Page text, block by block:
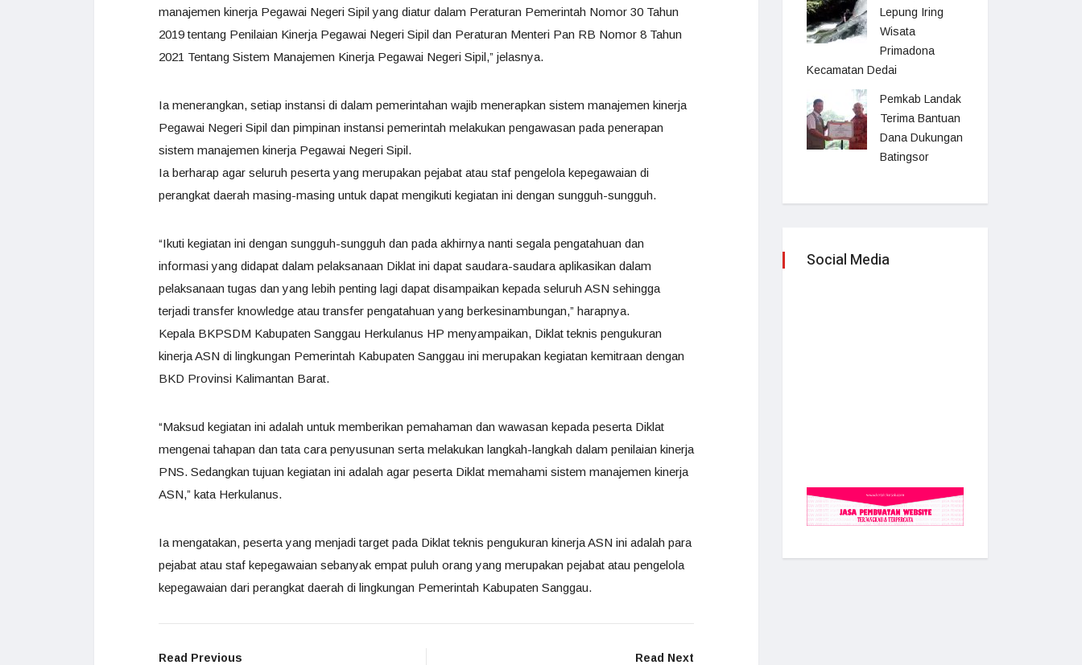
manajemen kinerja Pegawai Negeri Sipil yang diatur dalam Peraturan Pemerintah Nomor 30 Tahun
2019 tentang Penilaian Kinerja Pegawai Negeri Sipil dan Peraturan Menteri Pan RB Nomor 8 Tahun
2021 Tentang Sistem Manajemen Kinerja Pegawai Negeri Sipil,” jelasnya.
Ia menerangkan, setiap instansi di dalam pemerintahan wajib menerapkan sistem manajemen kinerja
Pegawai Negeri Sipil dan pimpinan instansi pemerintah melakukan pengawasan pada penerapan
sistem manajemen kinerja Pegawai Negeri Sipil.
Ia berharap agar seluruh peserta yang merupakan pejabat atau staf pengelola kepegawaian di
perangkat daerah masing-masing untuk dapat mengikuti kegiatan ini dengan sungguh-sungguh.
“Ikuti kegiatan ini dengan sungguh-sungguh dan pada akhirnya nanti segala pengatahuan dan
informasi yang didapat dalam pelaksanaan Diklat ini dapat saudara-saudara aplikasikan dalam
pelaksanaan tugas dan yang lebih penting lagi dapat disampaikan kepada seluruh ASN sehingga
terjadi transfer knowledge atau transfer pengatahuan yang berkesinambungan,” harapnya.
Kepala BKPSDM Kabupaten Sanggau Herkulanus HP menyampaikan, Diklat teknis pengukuran
kinerja ASN di lingkungan Pemerintah Kabupaten Sanggau ini merupakan kegiatan kemitraan dengan
BKD Provinsi Kalimantan Barat.
“Maksud kegiatan ini adalah untuk memberikan pemahaman dan wawasan kepada peserta Diklat
mengenai tahapan dan tata cara penyusunan serta melakukan langkah-langkah dalam penilaian kinerja
PNS. Sedangkan tujuan kegiatan ini adalah agar peserta Diklat memahami sistem manajemen kinerja
ASN,” kata Herkulanus.
Ia mengatakan, peserta yang menjadi target pada Diklat teknis pengukuran kinerja ASN ini adalah para
pejabat atau staf kepegawaian sebanyak empat puluh orang yang merupakan pejabat atau pengelola
kepegawaian dari perangkat daerah di lingkungan Pemerintah Kabupaten Sanggau.
Read Previous Read Next
Lepung Iring
Wisata
Primadona
Kecamatan Dedai
Pemkab Landak
Terima Bantuan
Dana Dukungan
Batingsor
Social Media